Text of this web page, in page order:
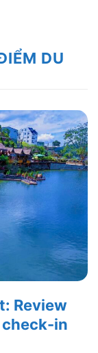
DU
Review
check-in